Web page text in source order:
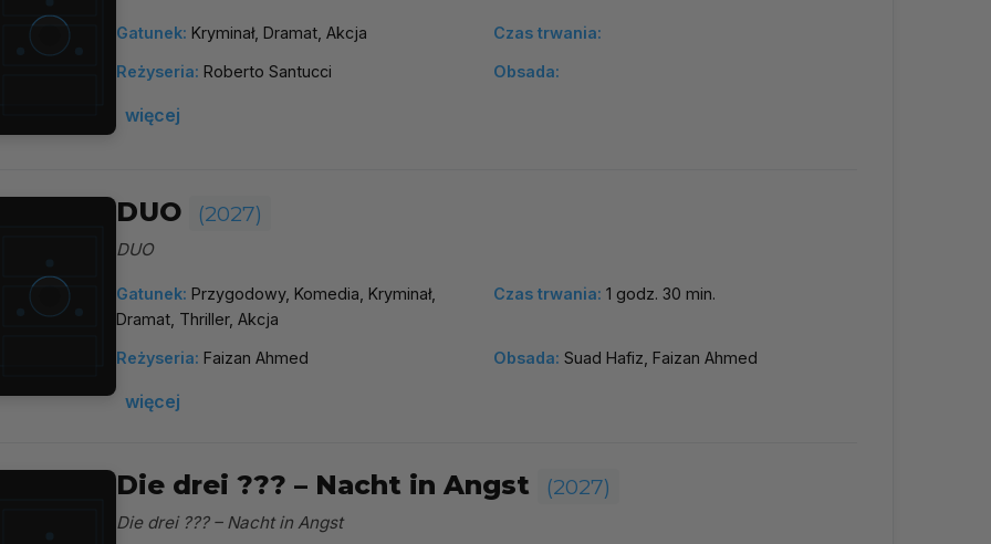
Gatunek: Kryminał, Dramat, Akcja Czas trwania:
Reżyseria: Roberto Santucci Obsada:
więcej
DUO (2027)
DUO
Gatunek: Przygodowy, Komedia, Kryminał,
Dramat, Thriller, Akcja
Czas trwania: 1 godz. 30 min.
Reżyseria: Faizan Ahmed Obsada: Suad Hafiz, Faizan Ahmed
więcej
Die drei ??? – Nacht in Angst (2027)
Die drei ??? – Nacht in Angst